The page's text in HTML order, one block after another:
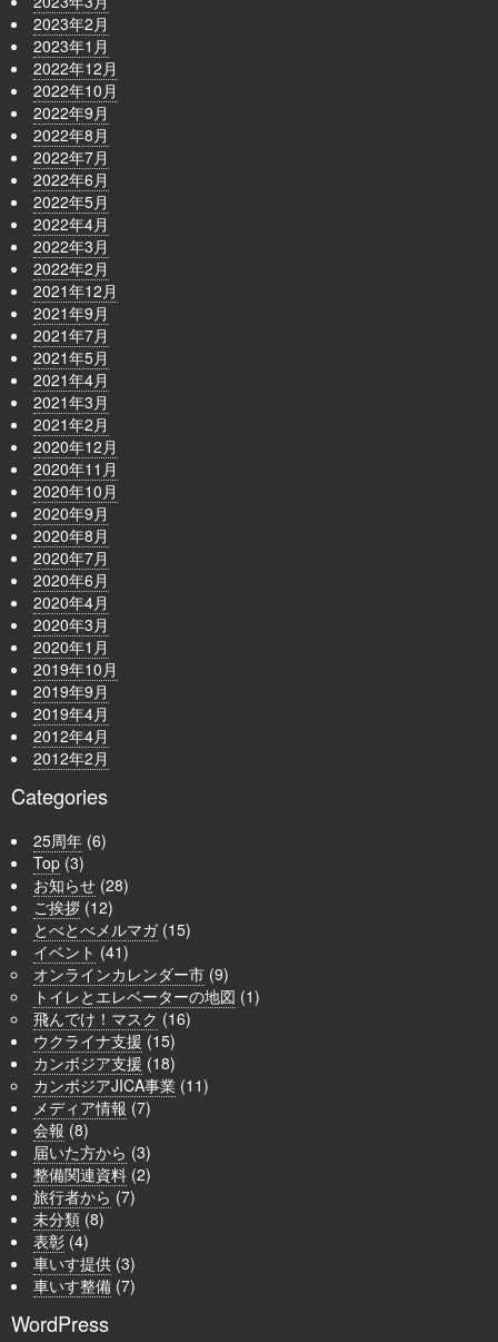
2023年2月
2023年1月
2022年12月
2022年10月
2022年9月
2022年8月
2022年7月
2022年6月
2022年5月
2022年4月
2022年3月
2022年2月
2021年12月
2021年9月
2021年7月
2021年5月
2021年4月
2021年3月
2021年2月
2020年12月
2020年11月
2020年10月
2020年9月
2020年8月
2020年7月
2020年6月
2020年4月
2020年3月
2020年1月
2019年10月
2019年9月
2019年4月
2012年4月
2012年2月
Categories
25周年 (6)
Top (3)
お知らせ (28)
ご挨拶 (12)
とべとべメルマガ(15)
イベント (41)
オンラインカレンダー市 (9)
トイレとエレベーターの地図 (1)
飛んでけ！マスク (16)
ウクライナ支援 (15)
カンボジア支援 (18)
カンボジアJICA事業 (11)
メディア情報 (7)
会報 (8)
届いた方から (3)
整備関連資料 (2)
旅行者から (7)
未分類 (8)
表彰 (4)
車いす提供 (3)
車いす整備 (7)
WordPress